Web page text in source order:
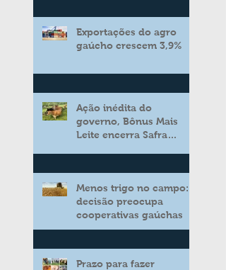
Exportações do agro
gaúcho crescem 3,9%
Ação inédita do
governo, Bônus Mais
Leite encerra Safra
aos produtores de leite
Menos trigo no campo:
decisão preocupa
cooperativas gaúchas
Prazo para fazer